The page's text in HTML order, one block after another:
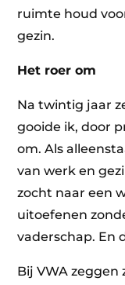
ruimte houd
gezin.
Het roer om
Na twintig jaar
gooide ik, door
om. Als
van werk en
zocht naar een
uitoefenen
vaderschap. En
Bij VWA zeggen